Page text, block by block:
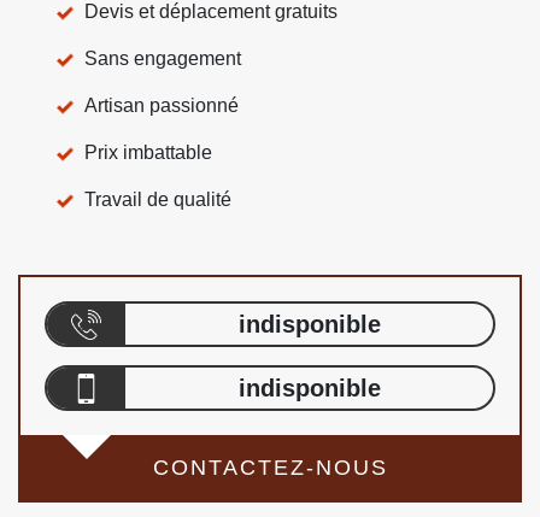
Devis et déplacement gratuits
Sans engagement
Artisan passionné
Prix imbattable
Travail de qualité
indisponible
indisponible
CONTACTEZ-NOUS